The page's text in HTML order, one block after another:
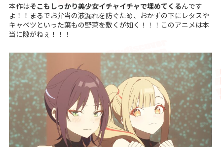
本作はそこもしっかり美少女イチャイチャで埋めてくるんです
よ！！まるでお弁当の液漏れを防ぐため、おかずの下にレタスや
キャベツといった葉もの野菜を敷くが如く！！！このアニメは本
当に隙がねぇ！！！